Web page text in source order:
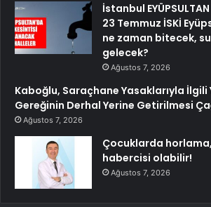
İstanbul
23 Temmuz İSKİ
ne zaman bitecek,
gelecek?
Ağustos 7, 2026
Kaboğlu, Saraçhane Yasaklarıyla İlgili
Gereğinin Derhal Yerine Getirilmesi
Ağustos 7, 2026
Çocuklarda
habercisi olabilir!
Ağustos 7, 2026